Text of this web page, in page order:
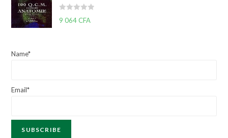
0
s
N
9 064CFA
Name*
Email*